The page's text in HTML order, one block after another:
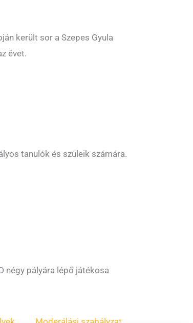
került sor a Szepes Gyula
évet.
tanulók és szüleik számára.
négy pályára lépő játékosa